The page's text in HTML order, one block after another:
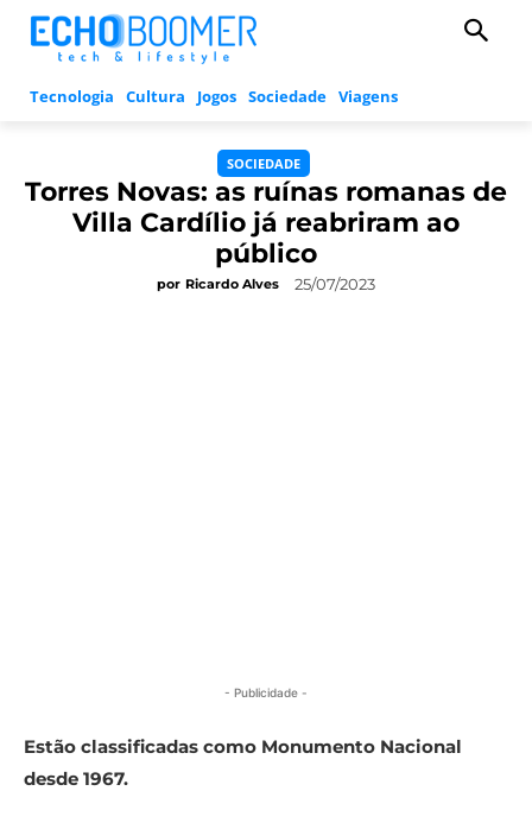
Tecnologia Cultura Jogos Sociedade Viagens
SOCIEDADE
Torres Novas: as ruínas romanas de
Villa Cardílio já reabriram ao
público
por Ricardo Alves 25/07/2023
- Publicidade -
Estão classificadas como Monumento Nacional
desde 1967.